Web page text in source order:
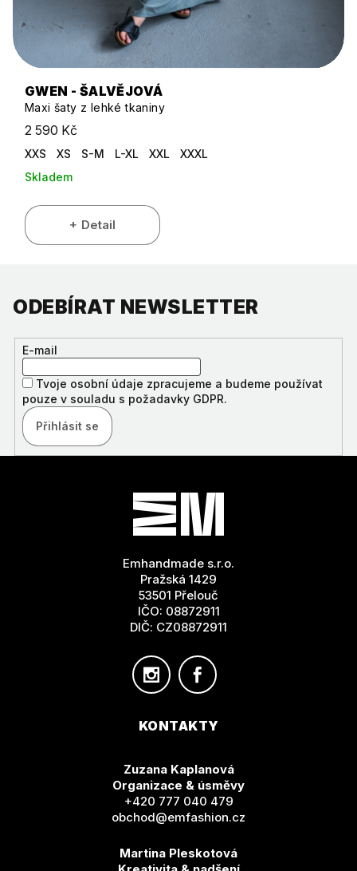
GWEN - ŠALVĚJOVÁ
Maxi šaty z lehké tkaniny
2 590 Kč
XXS XS S-M L-XL XXL
XXXL
Skladem
Detail
ODEBÍRAT NEWSLETTER
E-mail
Tvoje osobní údaje zpracujeme a budeme používat
pouze v souladu s požadavky GDPR.
Přihlásit se
Emhandmade s.r.o.
Pražská 1429
53501 Přelouč
IČO: 08872911
DIČ: CZ08872911
KONTAKTY
Zuzana Kaplanová
Organizace & úsměvy
+420 777 040 479
obchod@emfashion.cz
Martina Pleskotová